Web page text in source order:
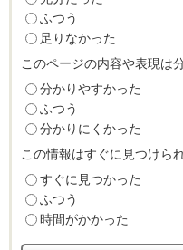
ふつう
足りなかった
このページの内容や表現は
分かりやすかった
ふつう
分かりにくかった
この情報はすぐに見つけら
すぐに見つかった
ふつう
時間がかかった